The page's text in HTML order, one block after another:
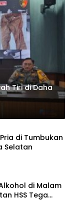
Tiri di Daha
di Tumbukan
Selatan
di Malam
HSS Tega